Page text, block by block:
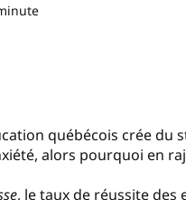
québécois crée du
alors pourquoi en
, le taux de réussite des